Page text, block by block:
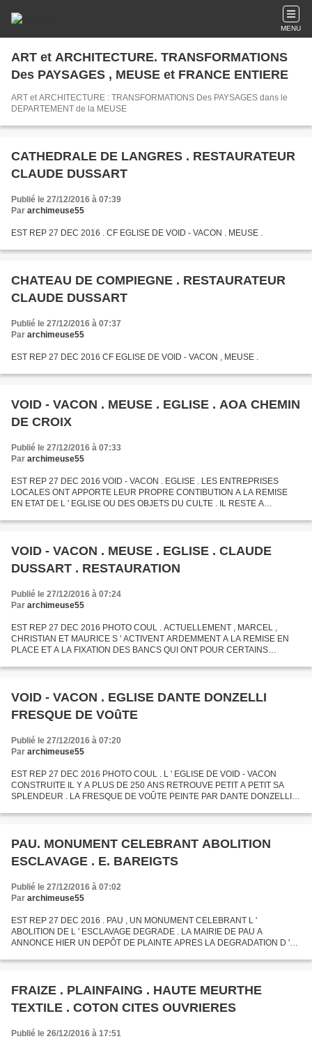
MENU
ART et ARCHITECTURE. TRANSFORMATIONS
Des PAYSAGES , MEUSE et FRANCE ENTIERE
ART et ARCHITECTURE : TRANSFORMATIONS Des PAYSAGES dans le
DEPARTEMENT de la MEUSE
CATHEDRALE DE LANGRES . RESTAURATEUR
CLAUDE DUSSART
Publié le 27/12/2016 à 07:39
Par archimeuse55
EST REP 27 DEC 2016 . CF EGLISE DE VOID - VACON . MEUSE .
CHATEAU DE COMPIEGNE . RESTAURATEUR
CLAUDE DUSSART
Publié le 27/12/2016 à 07:37
Par archimeuse55
EST REP 27 DEC 2016 CF EGLISE DE VOID - VACON , MEUSE .
VOID - VACON . MEUSE . EGLISE . AOA CHEMIN
DE CROIX
Publié le 27/12/2016 à 07:33
Par archimeuse55
EST REP 27 DEC 2016 VOID - VACON . EGLISE . LES ENTREPRISES
LOCALES ONT APPORTE LEUR PROPRE CONTIBUTION A LA REMISE
EN ETAT DE L ' EGLISE OU DES OBJETS DU CULTE . IL RESTE A
BIENVENUES . ACTUELLEMENT...
VOID - VACON . MEUSE . EGLISE . CLAUDE
DUSSART . RESTAURATION
Publié le 27/12/2016 à 07:24
Par archimeuse55
EST REP 27 DEC 2016 PHOTO COUL . ACTUELLEMENT , MARCEL ,
CHRISTIAN ET MAURICE S ' ACTIVENT ARDEMMENT A LA REMISE EN
PLACE ET A LA FIXATION DES BANCS QUI ONT POUR CERTAINS
FRESQUE DE VOÛTE DITE...
VOID - VACON . EGLISE DANTE DONZELLI
FRESQUE DE VOûTE
Publié le 27/12/2016 à 07:20
Par archimeuse55
EST REP 27 DEC 2016 PHOTO COUL . L ' EGLISE DE VOID - VACON
CONSTRUITE IL Y A PLUS DE 250 ANS RETROUVE PETIT A PETIT SA
SPLENDEUR . LA FRESQUE DE VOÛTE PEINTE PAR DANTE DONZELLI A
PAU. MONUMENT CELEBRANT ABOLITION
ESCLAVAGE . E. BAREIGTS
Publié le 27/12/2016 à 07:02
Par archimeuse55
EST REP 27 DEC 2016 . PAU , UN MONUMENT CELEBRANT L '
ABOLITION DE L ' ESCLAVAGE DEGRADE . LA MAIRIE DE PAU A
ANNONCE HIER UN DEPÔT DE PLAINTE APRES LA DEGRADATION D '
ESCLAVAGE . L ' OUVRAGE DU...
FRAIZE . PLAINFAING . HAUTE MEURTHE
TEXTILE . COTON CITES OUVRIERES
Publié le 26/12/2016 à 17:51